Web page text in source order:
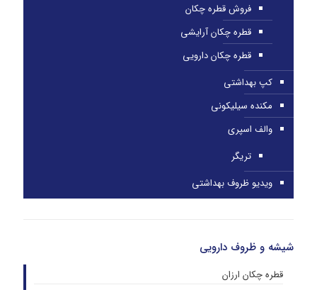
فروش قطره چکان
قطره چکان آرایشی
قطره چکان دارویی
کپ بهداشتی
مکنده سیلیکونی
والف اسپری
تریگر
ویدیو ظروف بهداشتی
شیشه و ظروف دارویی
قطره چکان ارزان